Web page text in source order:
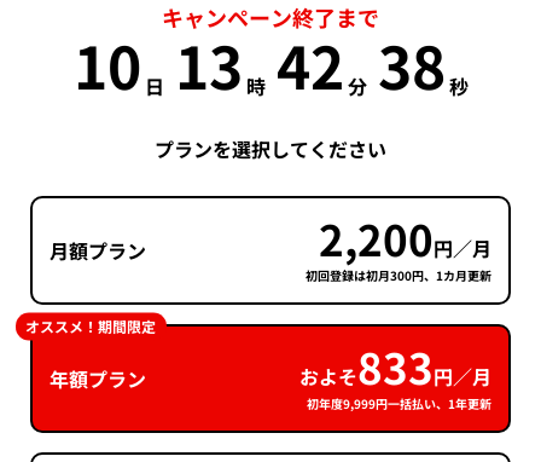
キャンペーン終了まで
10 日 13 時 42 分 38 秒
プランを選択してください
月額プラン 2,200円／月
初回登録は初月300円、1カ月更新
年額プラン およそ833円／月
初年度9,999円一括払い、1年更新
オススメ！期間限定